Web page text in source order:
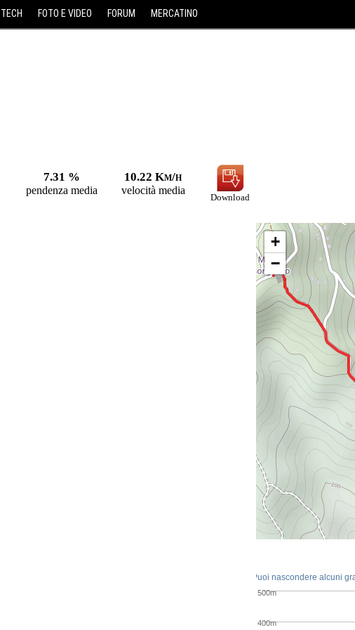
TECH FOTO E VIDEO FORUM MERCATINO
7.31 %
pendenza media
10.22 Km/h
velocità media
Download
+
−
Puoi nascondere alcuni
400m
500m